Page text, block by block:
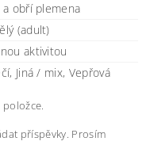
a obří plemena
(adult)
aktivitou
Jiná / mix, Vepřová
příspěvky. Prosím